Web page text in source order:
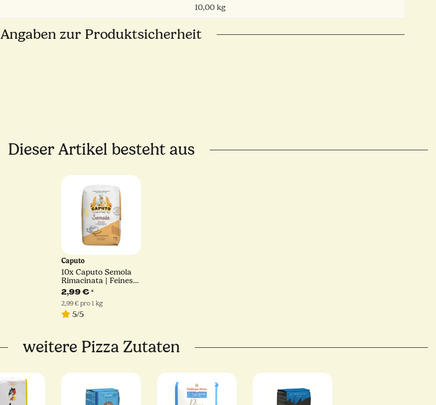
10,00 kg
Angaben zur Produktsicherheit
Dieser Artikel besteht aus
Caputo
10x Caputo Semola
Rimacinata | Feines
Hartweizengrieß | 1kg
2,99 €*
2,99 € pro 1 kg
5/5
weitere Pizza Zutaten